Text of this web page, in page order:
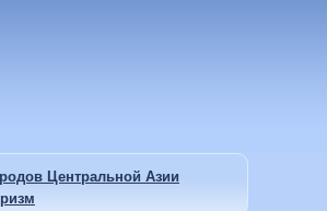
Центральной Азии